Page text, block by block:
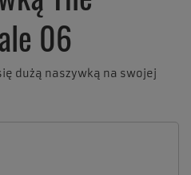
06
dużą naszywką na swojej